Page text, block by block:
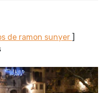
de ramon sunyer ]